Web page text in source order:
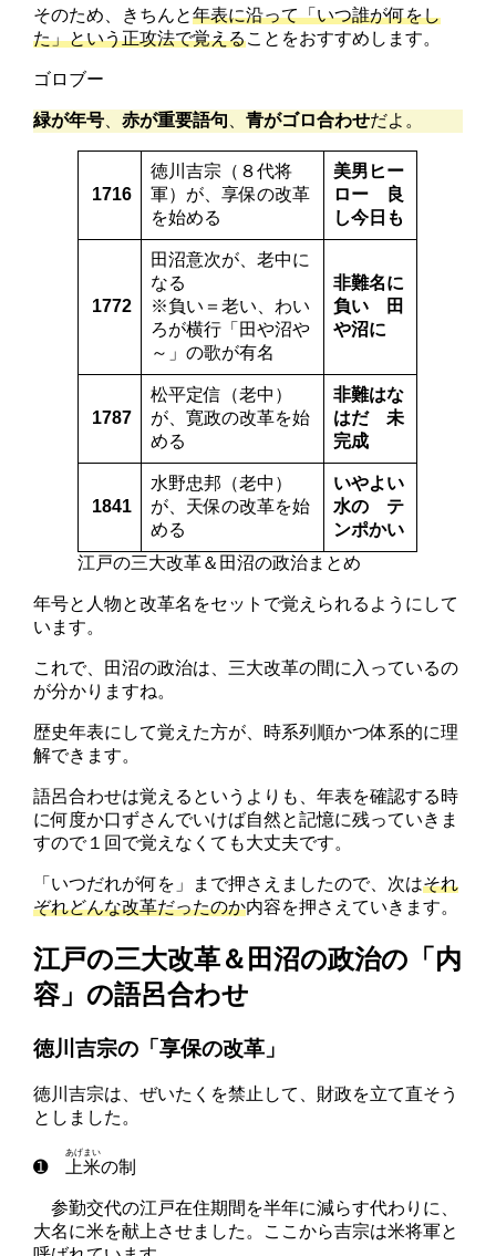
そのため、きちんと年表に沿って「いつ誰が何をし
た」という正攻法で覚えることをおすすめします。
ゴロブー
緑が年号 、赤が重要語句 、青がゴロ合わせだよ。
1716
徳川吉宗 （８代将
軍）が、享保の改革
を始める
美男ヒー
ロー
良
し今日も
1772
田沼意次が、老中に
なる
※負い＝老い、わい
ろが横行「田や沼や
～」の歌が有名
非難名に
負い 田
や沼に
1787
松平定信 （老中）
が、寛政の改革を始
める
非難はな
はだ 未
完成
1841
水野忠邦 （老中）
が、 天保の改革を始
める
いやよい
水の テ
ンポかい
江戸の三大改革＆田沼の政治まとめ
年号と人物と改革名をセットで覚えられるようにして
います。
これで、田沼の政治は、三大改革の間に入っているの
が分かりますね。
歴史年表にして覚えた方が、時系列順かつ体系的に理
解できます。
語呂合わせは覚えるというよりも、年表を確認する時
に何度か口ずさんでいけば自然と記憶に残っていきま
すので１回で覚えなくても大丈夫です。
「いつだれが何を」まで押さえましたので、次はそれ
ぞれどんな改革だったのか内容を押さえていきます。
江戸の三大改革＆田沼の政治の「内
容」の語呂合わせ
徳川吉宗の「享保の改革」
徳川吉宗は、ぜいたくを禁止して、財政を立て直そう
としました。
➊ 上米
あげまい
の制
参勤交代の江戸在住期間を半年に減らす代わりに、
大名に米を献上させました。ここから吉宗は米将軍と